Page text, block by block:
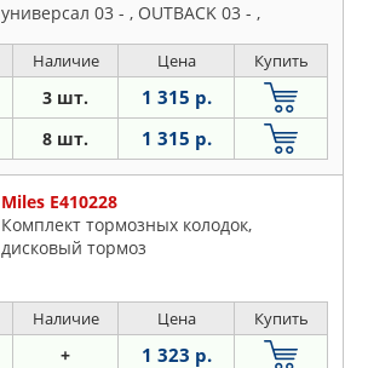
универсал 03 - , OUTBACK 03 - ,
Наличие Цена Купить
3 шт. 1 315 р.
8 шт. 1 315 р.
Miles E410228
Комплект тормозных колодок,
дисковый тормоз
Наличие Цена Купить
+ 1 323 р.